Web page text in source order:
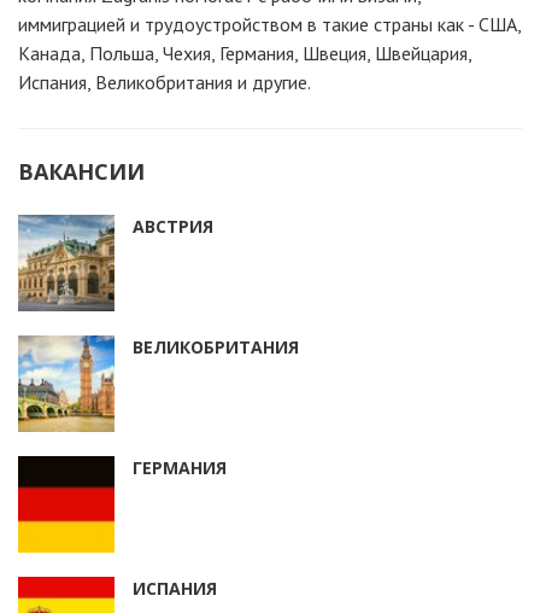
иммиграцией и трудоустройством в такие страны как - США,
Канада, Польша, Чехия, Германия, Швеция, Швейцария,
Испания, Великобритания и другие.
ВАКАНСИИ
АВСТРИЯ
ВЕЛИКОБРИТАНИЯ
ГЕРМАНИЯ
ИСПАНИЯ